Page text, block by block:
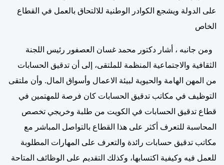
على الدولة ويشجع الكوادر الوطنية للالتحاق بالعمل في القطاع
الخاص
ومن جانبه ، أشار دكتور محمد غسان العصفور رئيس اللجنة
الثقافية والاجتماعية المنظمة للملتقى، إلى أن تدقيق الحسابات
من المهن الهامة والحيوية لبيئة الاعمال وأسواق المال. وأن ملتقى
التوظيف في مكاتب تدقيق الحسابات كان فرصة للمهتمين في
قطاع تدقيق الحسابات في الكويت من طلبة وخريجي تخصص
المحاسبة للتعرف أكثر على هذا القطاع بالتواصل المباشر مع
مكاتب تدقيق حسابات رائدة والتعرف على المهارات المطلوبة
للعمل فيه وكيفية اكتسابها، وكذلك التقديم على الوظائف المتاحة